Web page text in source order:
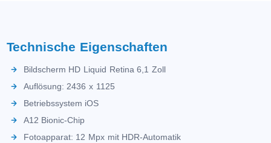
Technische Eigenschaften
Bildscherm HD Liquid Retina 6,1 Zoll
Auflösung: 2436 x 1125
Betriebssystem iOS
A12 Bionic-Chip
Fotoapparat: 12 Mpx mit HDR-Automatik